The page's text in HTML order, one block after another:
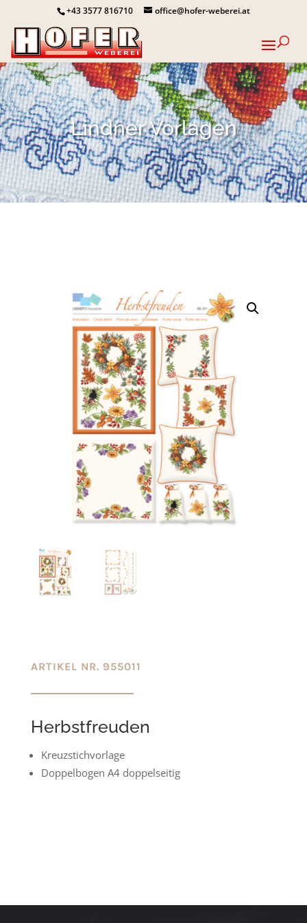
+43 3577 816710 office@hofer-weberei.at
Lindner Vorlagen
ARTIKEL NR. 955011
Herbstfreuden
Kreuzstichvorlage
Doppelbogen A4 doppelseitig